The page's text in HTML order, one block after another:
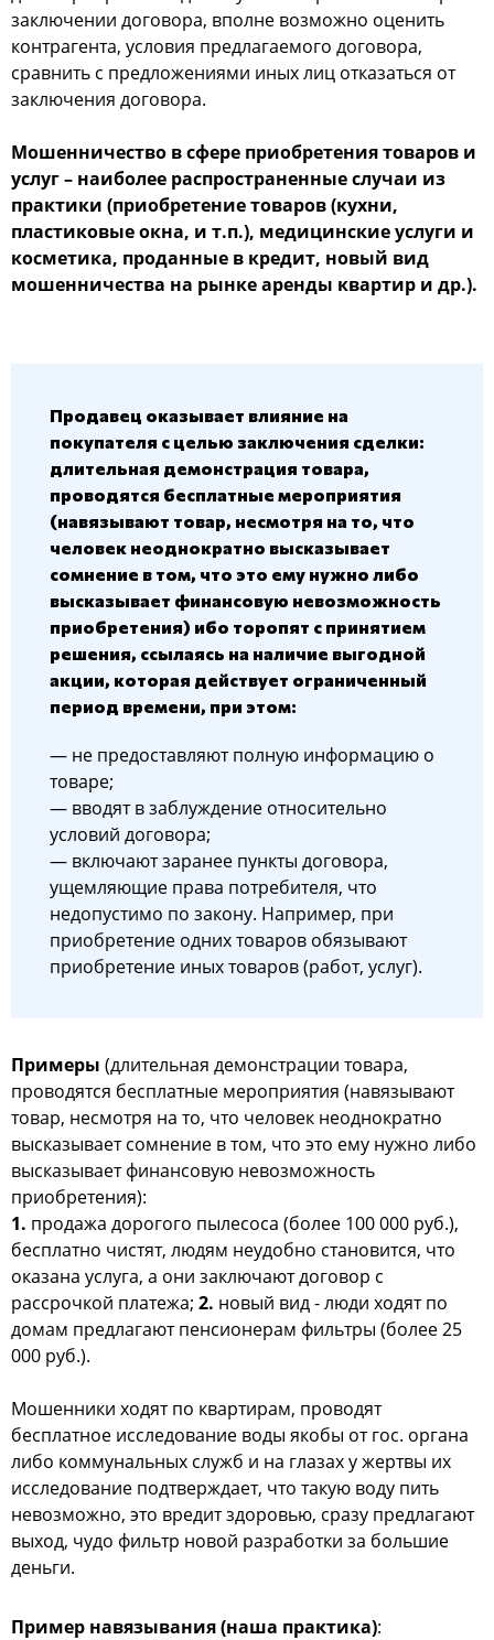
заключении договора, вполне возможно оценить
контрагента, условия предлагаемого договора,
сравнить с предложениями иных лиц отказаться от
заключения договора.
Мошенничество в сфере приобретения товаров и
услуг – наиболее распространенные случаи из
практики (приобретение товаров (кухни,
пластиковые окна, и т.п.), медицинские услуги и
косметика, проданные в кредит, новый вид
мошенничества на рынке аренды квартир и др.).
Продавец оказывает влияние на
покупателя с целью заключения сделки:
длительная демонстрация товара,
проводятся бесплатные мероприятия
(навязывают товар, несмотря на то, что
человек неоднократно высказывает
сомнение в том, что это ему нужно либо
высказывает финансовую невозможность
приобретения) ибо торопят с принятием
решения, ссылаясь на наличие выгодной
акции, которая действует ограниченный
период времени, при этом:
— не предоставляют полную информацию о
товаре;
— вводят в заблуждение относительно
условий договора;
— включают заранее пункты договора,
ущемляющие права потребителя, что
недопустимо по закону. Например, при
приобретение одних товаров обязывают
приобретение иных товаров (работ, услуг).
Примеры (длительная демонстрации товара,
проводятся бесплатные мероприятия (навязывают
товар, несмотря на то, что человек неоднократно
высказывает сомнение в том, что это ему нужно либо
высказывает финансовую невозможность
приобретения):
1. продажа дорогого пылесоса (более 100 000 руб.),
бесплатно чистят, людям неудобно становится, что
оказана услуга, а они заключают договор с
рассрочкой платежа; 2. новый вид - люди ходят по
домам предлагают пенсионерам фильтры (более 25
000 руб.).
Мошенники ходят по квартирам, проводят
бесплатное исследование воды якобы от гос. органа
либо коммунальных служб и на глазах у жертвы их
исследование подтверждает, что такую воду пить
невозможно, это вредит здоровью, сразу предлагают
выход, чудо фильтр новой разработки за большие
деньги.
Пример навязывания (наша практика):